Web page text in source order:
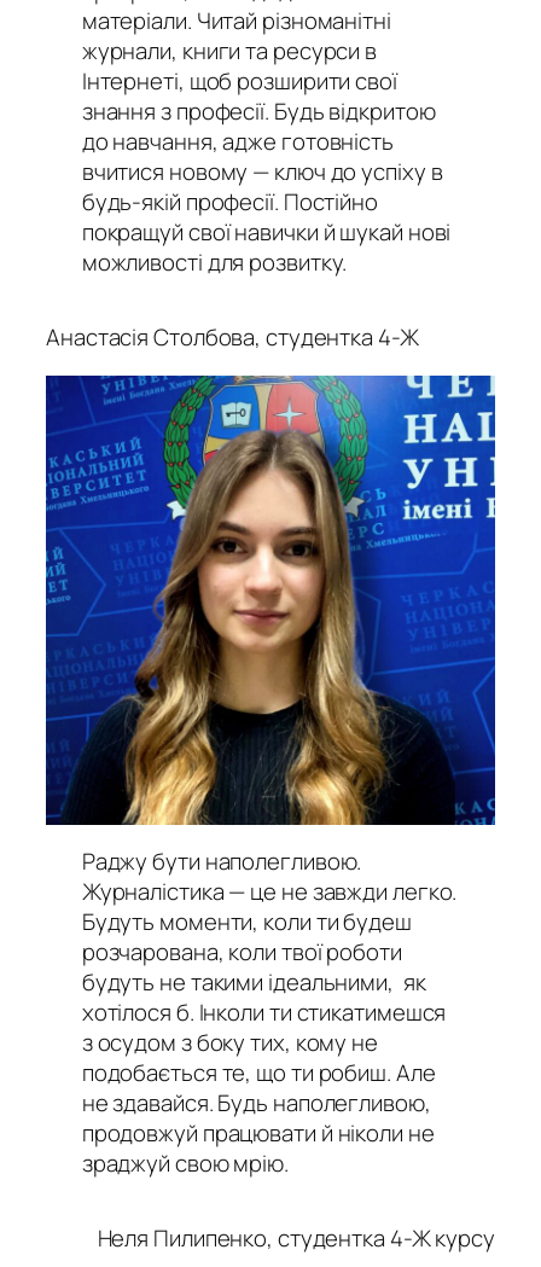
матеріали. Читай різноманітні
журнали, книги та ресурси в
Інтернеті, щоб розширити свої
знання з професії. Будь відкритою
до навчання, адже готовність
вчитися новому — ключ до успіху в
будь-якій професії. Постійно
покращуй свої навички й шукай нові
можливості для розвитку.
Анастасія Столбова, студентка 4-Ж
Раджу бути наполегливою.
Журналістика — це не завжди легко.
Будуть моменти, коли ти будеш
розчарована, коли твої роботи
будуть не такими ідеальними, як
хотілося б. Інколи ти стикатимешся
з осудом з боку тих, кому не
подобається те, що ти робиш. Але
не здавайся. Будь наполегливою,
продовжуй працювати й ніколи не
зраджуй свою мрію.
Неля Пилипенко, студентка 4-Ж курсу